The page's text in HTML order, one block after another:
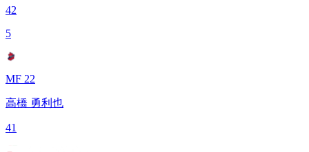
42
5
MF 22
高橋 勇利也
41